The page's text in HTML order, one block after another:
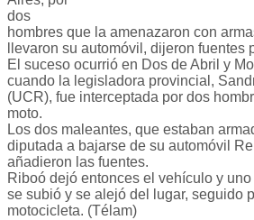
dos
hombres que la amenazaron con
llevaron su automóvil, dijeron fuentes
El suceso ocurrió en Dos de Abril y
cuando la legisladora provincial,
(UCR), fue interceptada por dos
moto.
Los dos maleantes, que estaban
diputada a bajarse de su automóvil
añadieron las fuentes.
Riboó dejó entonces el vehículo y
se subió y se alejó del lugar, seguido
motocicleta. (Télam)